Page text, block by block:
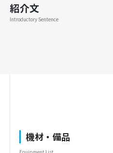
紹介文
Introductory Sentence
機材・備品